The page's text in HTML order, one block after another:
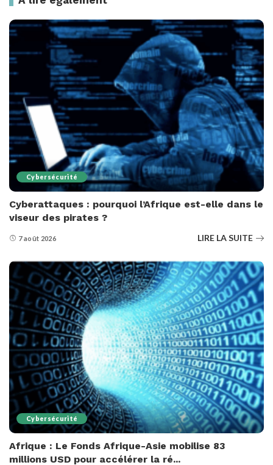
Cybersécurité
Cyberattaques : pourquoi l’Afrique est-elle dans le
viseur des pirates ?
7 août 2026 LIRE LA SUITE
Cybersécurité
Afrique : Le Fonds Afrique-Asie mobilise 83
millions USD pour accélérer la ré...